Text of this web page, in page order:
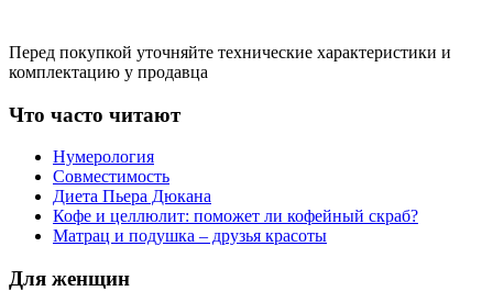
Перед покупкой уточняйте технические характеристики и
комплектацию у продавца
Что часто читают
Нумерология
Совместимость
Диета Пьера Дюкана
Кофе и целлюлит: поможет ли кофейный скраб?
Матрац и подушка – друзья красоты
Для женщин